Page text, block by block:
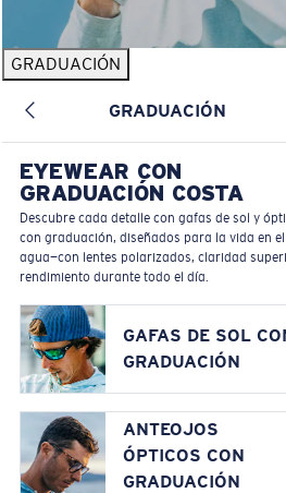
GRADUACIÓN
GRADUACIÓN
EYEWEAR CON
GRADUACIÓN COSTA
Descubre cada detalle con gafas de sol y
con graduación, diseñados para la vida en el
agua—con lentes polarizados, claridad
rendimiento durante todo el día.
GAFAS DE SOL
GRADUACIÓN
ANTEOJOS
ÓPTICOS CON
GRADUACIÓN